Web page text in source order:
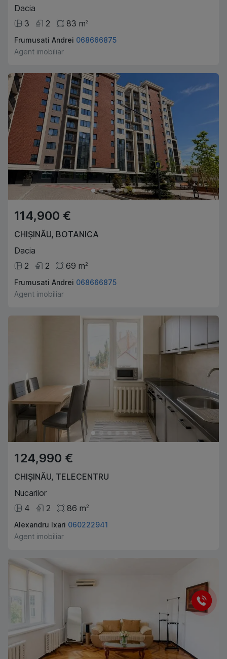
Dacia
3
2 83 m2
Frumusati Andrei 068666875
Agent imobiliar
114,900 €
CHIȘINĂU, BOTANICA
Dacia
2
2 69 m2
Frumusati Andrei 068666875
Agent imobiliar
124,990 €
CHIȘINĂU, TELECENTRU
Nucarilor
4
2 86 m2
Alexandru Ixari 060222941
Agent imobiliar